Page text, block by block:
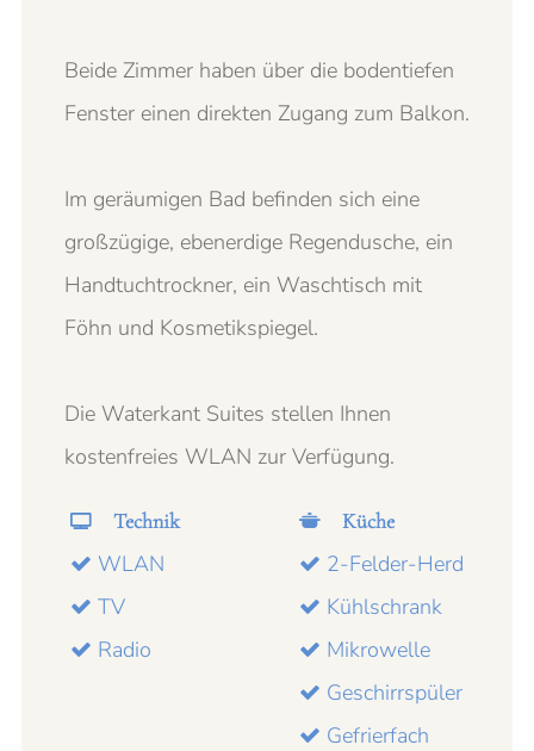
Beide Zimmer haben über die bodentiefen
Fenster einen direkten Zugang zum Balkon.
Im geräumigen Bad befinden sich eine
großzügige, ebenerdige Regendusche, ein
Handtuchtrockner, ein Waschtisch mit
Föhn und Kosmetikspiegel.
Die Waterkant Suites stellen Ihnen
kostenfreies WLAN zur Verfügung.
Technik
WLAN
TV
Radio
Küche
2-Felder-Herd
Kühlschrank
Mikrowelle
Geschirrspüler
Gefrierfach